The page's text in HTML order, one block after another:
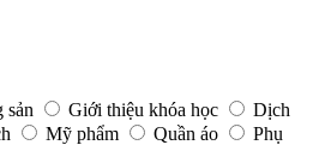
sản Giới thiệu khóa học
Dịch
Mỹ phẩm Quần áo
Phụ